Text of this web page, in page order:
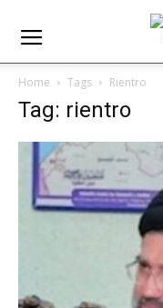
Home Tags Rientro
Tag: rientro